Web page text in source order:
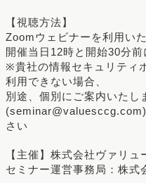
【視聴方法】
Zoomウェビナーを利用い
開催当日12時と開始30分前
※貴社の情報セキュリティ
利用できない場合、
別途、個別にご案内いたし
さい
【主催】株式会社ヴァリュ
セミナー運営事務局：株式